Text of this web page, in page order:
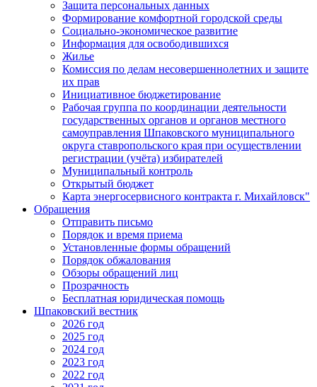
Защита персональных данных
Формирование комфортной городской среды
Социально-экономическое развитие
Информация для освободившихся
Жилье
Комиссия по делам несовершеннолетних и защите
их прав
Инициативное бюджетирование
Рабочая группа по координации деятельности
государственных органов и органов местного
самоуправления Шпаковского муниципального
округа ставропольского края при осуществлении
регистрации (учёта) избирателей
Муниципальный контроль
Открытый бюджет
Карта энергосервисного контракта г. Михайловск"
Обращения
Отправить письмо
Порядок и время приема
Установленные формы обращений
Порядок обжалования
Обзоры обращений лиц
Прозрачность
Бесплатная юридическая помощь
Шпаковский вестник
2026 год
2025 год
2024 год
2023 год
2022 год